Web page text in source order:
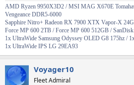
AMD Ryzen 9950X3D2 / MSI MAG X670E
Vengeance DDR5-6000
Sapphire Nitro+ Radeon RX 7900 XTX Vapor-X
Force MP 600 2TB /Force MP 600 512GB /
1x UltraWide Samsung Odyssey OLED G8 175hz /
1x UltraWide IPS LG 29EA93
Voyager10
Fleet Admiral